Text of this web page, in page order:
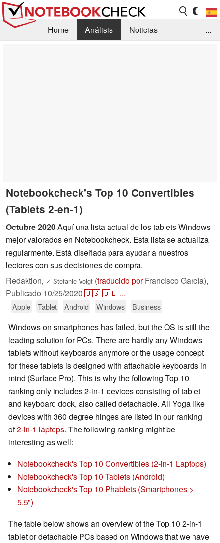
Home Análisis
Noticias
...
Notebookcheck's Top 10 Convertibles
(Tablets 2-en-1)
Octubre 2020Aquí una lista actual de los tablets Windows
mejor valorados en Notebookcheck. Esta lista se actualiza
regularmente. Está diseñada para ayudar a nuestros
lectores con sus decisiones de compra.
Redaktion, ✓ Stefanie Voigt (traducido porFrancisco García),
Publicado 10/25/2020 🇺🇸🇩🇪 ...
Apple Tablet Android Windows Business
Windows on smartphones has failed, but the OS is still the
leading solution for PCs. There are hardly any Windows
tablets without keyboards anymore or the usage concept
for these tablets is designed with attachable keyboards in
mind (Surface Pro). This is why the following Top 10
ranking only includes 2-in-1 devices consisting of tablet
and keyboard dock, also called detachable. All Yoga like
devices with 360 degree hinges are listed in our ranking
of2-in-1 laptops. The following ranking might be
interesting as well:
Notebookcheck's Top 10 Convertibles (2-in-1 Laptops)
Notebookcheck's Top 10 Tablets (Android)
Notebookcheck's Top 10 Phablets (Smartphones >
5.5")
The table below shows an overview of the Top 10 2-in-1
tablet or detachable PCs based on Windows that we have